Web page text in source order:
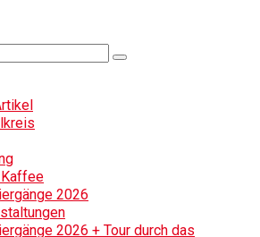
2026
2026 + Tour durch das